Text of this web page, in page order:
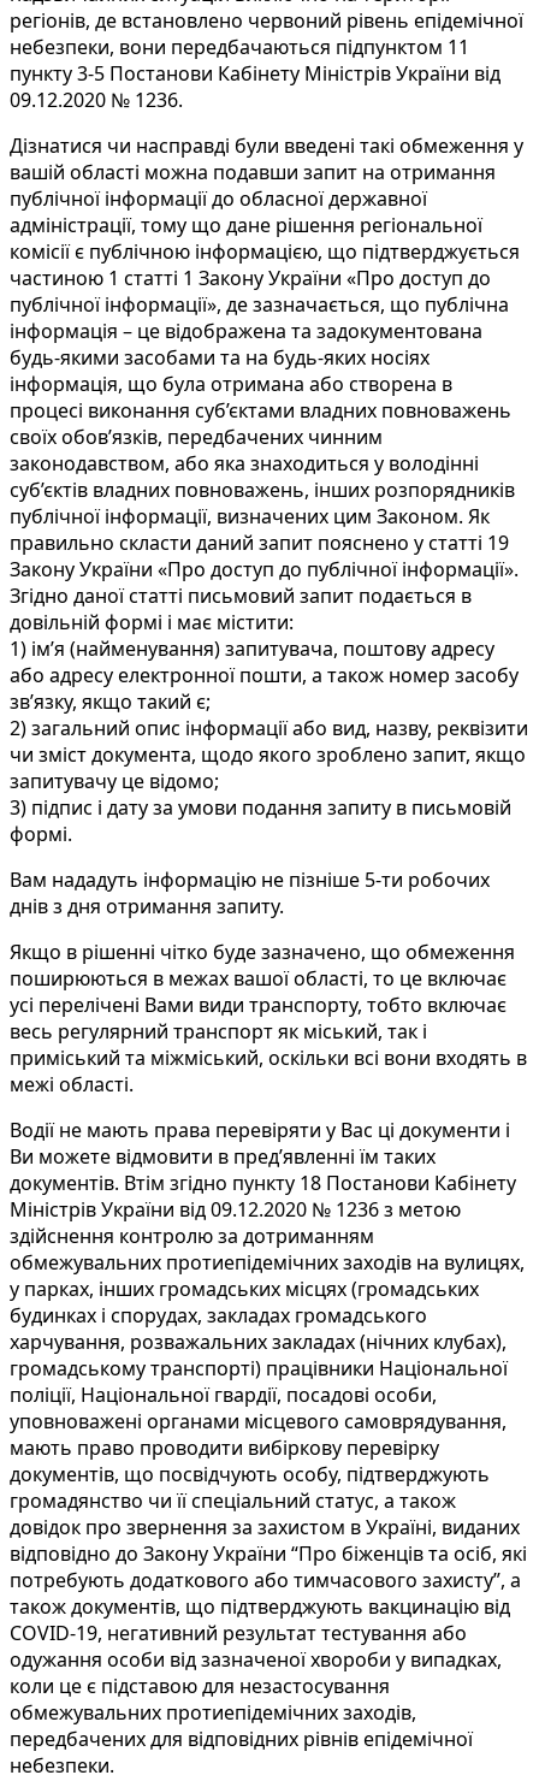
регіонів, де встановлено червоний рівень епідемічної
небезпеки, вони передбачаються підпунктом 11
пункту 3-5 Постанови Кабінету Міністрів України від
09.12.2020 № 1236.
Дізнатися чи насправді були введені такі обмеження у
вашій області можна подавши запит на отримання
публічної інформації до обласної державної
адміністрації, тому що дане рішення регіональної
комісії є публічною інформацією, що підтверджується
частиною 1 статті 1 Закону України «Про доступ до
публічної інформації», де зазначається, що публічна
інформація – це відображена та задокументована
будь-якими засобами та на будь-яких носіях
інформація, що була отримана або створена в
процесі виконання суб’єктами владних повноважень
своїх обов’язків, передбачених чинним
законодавством, або яка знаходиться у володінні
суб’єктів владних повноважень, інших розпорядників
публічної інформації, визначених цим Законом. Як
правильно скласти даний запит пояснено у статті 19
Закону України «Про доступ до публічної інформації».
Згідно даної статті письмовий запит подається в
довільній формі і має містити:
1) ім’я (найменування) запитувача, поштову адресу
або адресу електронної пошти, а також номер засобу
зв’язку, якщо такий є;
2) загальний опис інформації або вид, назву, реквізити
чи зміст документа, щодо якого зроблено запит, якщо
запитувачу це відомо;
3) підпис і дату за умови подання запиту в письмовій
формі.
Вам нададуть інформацію не пізніше 5-ти робочих
днів з дня отримання запиту.
Якщо в рішенні чітко буде зазначено, що обмеження
поширюються в межах вашої області, то це включає
усі перелічені Вами види транспорту, тобто включає
весь регулярний транспорт як міський, так і
приміський та міжміський, оскільки всі вони входять в
межі області.
Водії не мають права перевіряти у Вас ці документи і
Ви можете відмовити в пред’явленні їм таких
документів. Втім згідно пункту 18 Постанови Кабінету
Міністрів України від 09.12.2020 № 1236 з метою
здійснення контролю за дотриманням
обмежувальних протиепідемічних заходів на вулицях,
у парках, інших громадських місцях (громадських
будинках і спорудах, закладах громадського
харчування, розважальних закладах (нічних клубах),
громадському транспорті) працівники Національної
поліції, Національної гвардії, посадові особи,
уповноважені органами місцевого самоврядування,
мають право проводити вибіркову перевірку
документів, що посвідчують особу, підтверджують
громадянство чи її спеціальний статус, а також
довідок про звернення за захистом в Україні, виданих
відповідно до Закону України “Про біженців та осіб, які
потребують додаткового або тимчасового захисту”, а
також документів, що підтверджують вакцинацію від
COVID-19, негативний результат тестування або
одужання особи від зазначеної хвороби у випадках,
коли це є підставою для незастосування
обмежувальних протиепідемічних заходів,
передбачених для відповідних рівнів епідемічної
небезпеки.